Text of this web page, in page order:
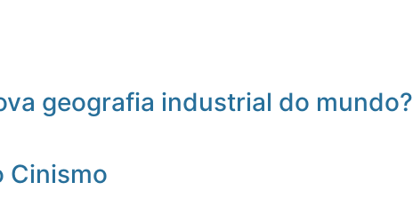
geografia industrial do mundo?
Cinismo